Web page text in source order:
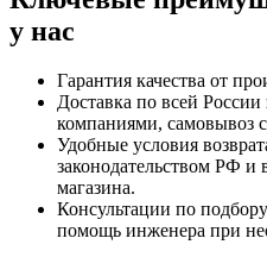
у нас
Гарантия качества от
Доставка по всей
компаниями, самовывоз
Удобные условия
законодательством РФ
магазина.
Консультации по
помощь инженера при